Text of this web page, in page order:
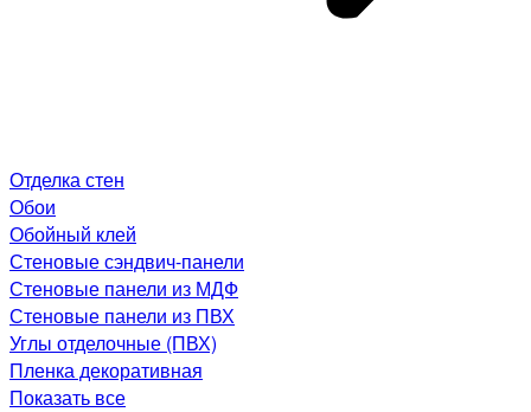
Отделка стен
Обои
Обойный клей
Стеновые сэндвич-панели
Стеновые панели из МДФ
Стеновые панели из ПВХ
Углы отделочные (ПВХ)
Пленка декоративная
Показать все